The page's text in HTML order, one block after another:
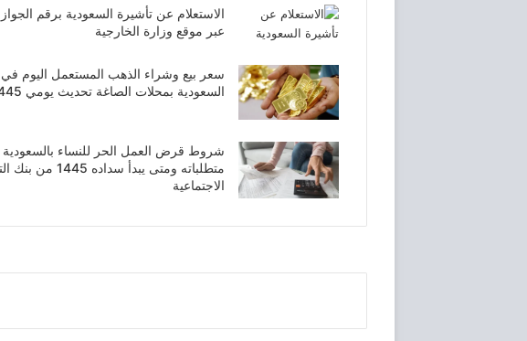
عبر موقع وزارة الخارجية
سعر بيع وشراء الذهب المستعمل اليوم في
السعودية بمحلات الصاغة تحديث يومي 1445
شروط قرض العمل الحر للنساء بالسعودية
متطلباته ومتى يبدأ سداده
الاجتماعية